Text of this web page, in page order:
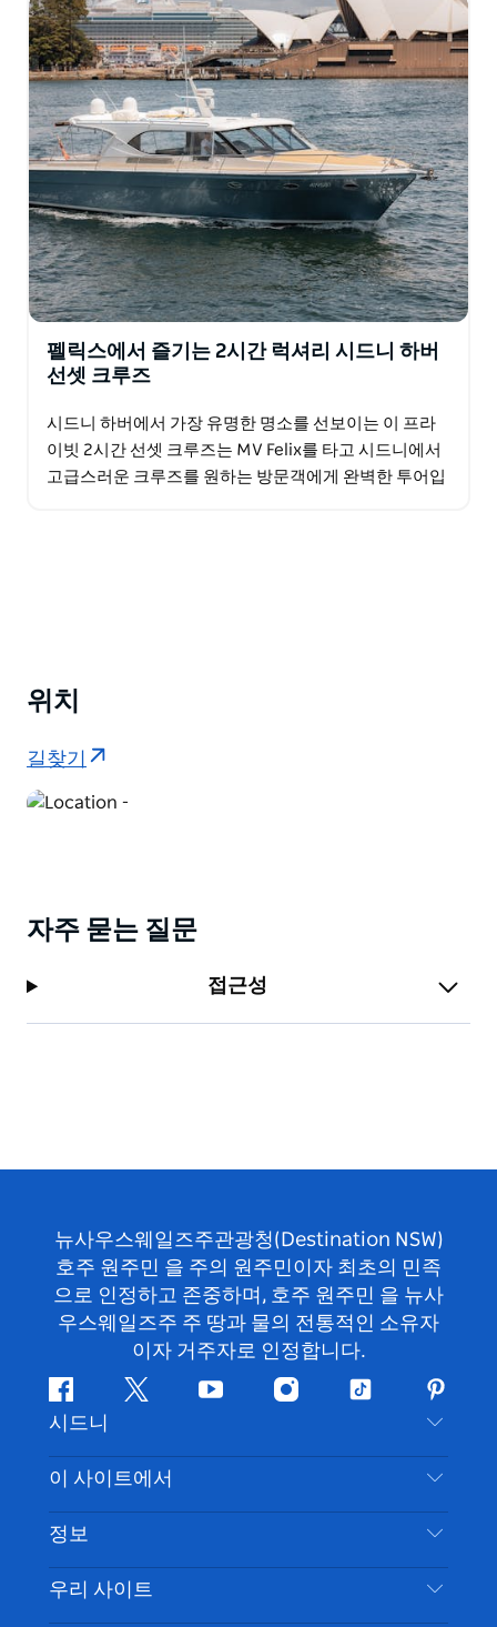
는 시드니 하버의 최고의 매력을 보고 경험할 수 있도록
맞춤 제작됩니다. 고객님의 위치에 따라 안전하게 픽업 및
드롭오프할 수 있는 부두를 찾아드립니다.
라이프스타일 차터스는 루커스 케이터링(Rukus
Catering)을 비롯한 최고의 현지 식음료 업체와 협력하여
다양하고 맛있는 메뉴를 선보이며, 유명 와인 메이커이자
큐레이터인 업스테어스 와인즈(Upstairs Wines)의 와인
리스트를 제공합니다. 음식과 음료는 직접 가져오셔도 됩
니다.
최소 이용 시간 및 추가 요금이 적용됩니다. 샘에게 문의
하시면 맞춤 일정 및 견적을 받아보실 수 있습니다.
펠릭스에서 즐기는 2시간 럭셔리 시드니 하버
선셋 크루즈
시드니 하버에서 가장 유명한 명소를 선보이는 이 프라
이빗 2시간 선셋 크루즈는 MV Felix를 타고 시드니에서
고급스러운 크루즈를 원하는 방문객에게 완벽한 투어입
위치
길찾기
자주 묻는 질문
접근성
뉴사우스웨일즈주관광청(Destination NSW)
호주 원주민 을 주의 원주민이자 최초의 민족
으로 인정하고 존중하며, 호주 원주민 을 뉴사
우스웨일즈주 주 땅과 물의 전통적인 소유자
이자 거주자로 인정합니다.
페
이
스
북
지
귀
다
유
브
인
타
램
틱
핀
터
레
스
트
시드니
문의하기
부인 성명
쿠키 고지
이 사이트에서
목적지
할 일
정보
여행 정보
시드니 접근성
우리 사이트